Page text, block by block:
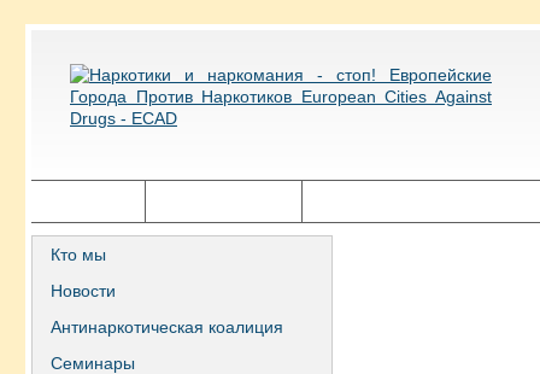
Кто мы
Новости
Антинаркотическая коалиция
Семинары